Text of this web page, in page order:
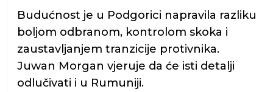
Budućnost je u Podgorici napravila razliku
boljom odbranom, kontrolom skoka i
zaustavljanjem tranzicije protivnika.
Juwan Morgan vjeruje da će isti detalji
odlučivati i u Rumuniji.